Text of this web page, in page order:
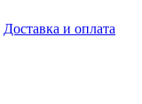
Доставка и оплата